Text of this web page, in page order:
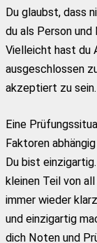
Du glaubst, dass
du als Person
Vielleicht hast du
ausgeschlossen
akzeptiert zu sein.
Eine
Faktoren
Du bist
kleinen Teil von
immer wieder
und einzigartig
dich Noten und